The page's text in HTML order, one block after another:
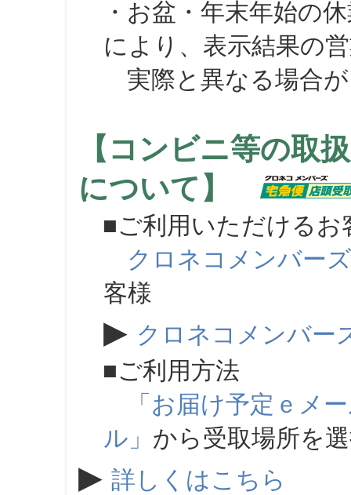
・お盆・年末年始の
により、表示結果の
実際と異なる場合が
【コンビニ等の取
について】
■ご利用いただけるお
クロネコメンバーズ
客様
▶ クロネコメンバー
■ご利用方法
「お届け予定ｅメ
ル」 から受取場所を
▶ 詳しくはこちら